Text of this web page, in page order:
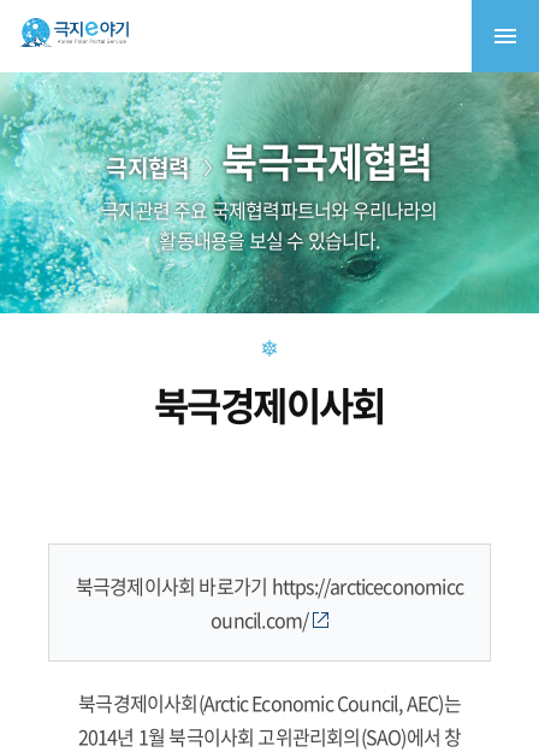
극지협력 북극국제협력
극지관련 주요 국제협력파트너와 우리나라의
활동내용을 보실 수 있습니다.
북극경제이사회
북극경제이사회 바로가기 https://arcticeconomicc
ouncil.com/
북극경제이사회(Arctic Economic Council, AEC)는
2014년 1월 북극이사회 고위관리회의(SAO)에서 창